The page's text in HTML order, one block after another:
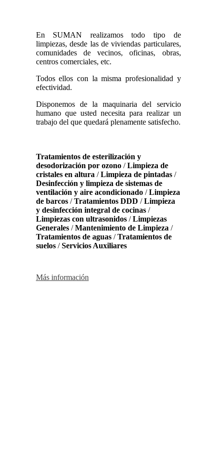
En SUMAN realizamos todo tipo de
limpiezas, desde las de viviendas particulares,
comunidades de vecinos, oficinas, obras,
centros comerciales, etc.
Todos ellos con la misma profesionalidad y
efectividad.
Disponemos de la maquinaria del servicio
humano que usted necesita para realizar un
trabajo del que quedará plenamente satisfecho.
Tratamientos de esterilización y
desodorización por ozono/Limpieza de
cristales en altura /Limpieza de pintadas/
Desinfección y limpieza de sistemas de
ventilación y aire acondicionado/Limpieza
de barcos/Tratamientos DDD /Limpieza
y desinfección integral de cocinas/
Limpiezas con ultrasonidos/Limpiezas
Generales/Mantenimiento de Limpieza /
Tratamientos de aguas/Tratamientos de
suelos/Servicios Auxiliares
Más información